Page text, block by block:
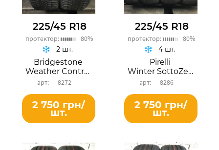
225/45 R18
протектор: 80%
Bridgestone
Weather Control A005 EVO
8272
2 шт.
2 750 грн/
шт.
225/45 R18
протектор: 80%
Pirelli
Winter SottoZero 3
8286
4 шт.
2 750 грн/
шт.